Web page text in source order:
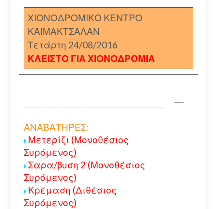
ΧΙΟΝΟΔΡΟΜΙΚΟ ΚΕΝΤΡΟ
ΚΑΙΜΑΚΤΣΑΛΑΝ
Τετάρτη 24/08/2016
ΚΛΕΙΣΤΟ ΓΙΑ ΧΙΟΝΟΔΡΟΜΙΑ
ΑΝΑΒΑΤΗΡΕΣ:
Μετερίζι (Μονοθέσιος
Συρόμενος)
Σαρα/βυση 2 (Μονοθέσιος
Συρόμενος)
Κρέμαση (Διθέσιος
Συρόμενος)